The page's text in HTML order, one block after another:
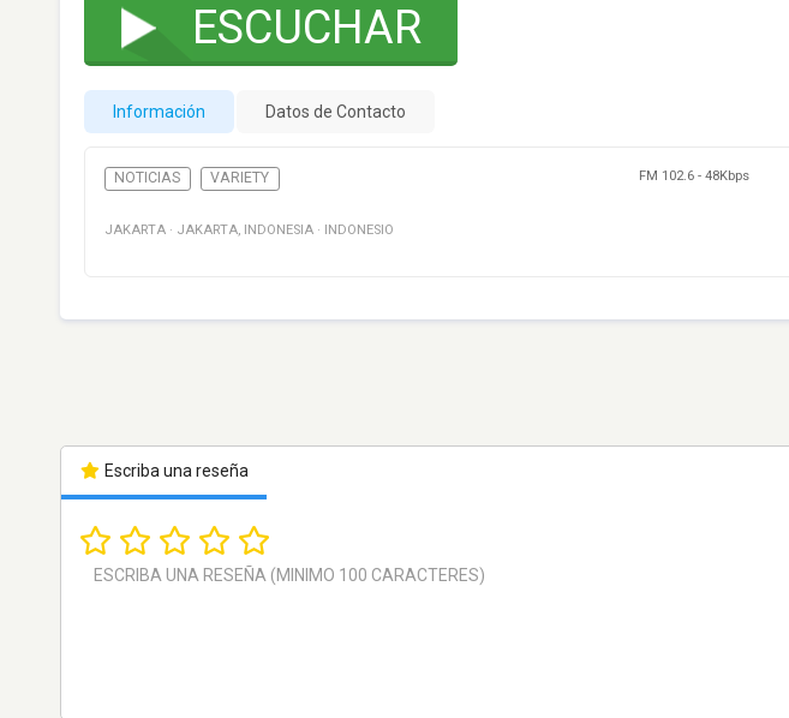
ESCUCHAR
Información Datos de Contacto
NOTICIAS VARIETY FM 102.6 - 48Kbps
JAKARTA · JAKARTA, INDONESIA · INDONESIO
Escriba una reseña